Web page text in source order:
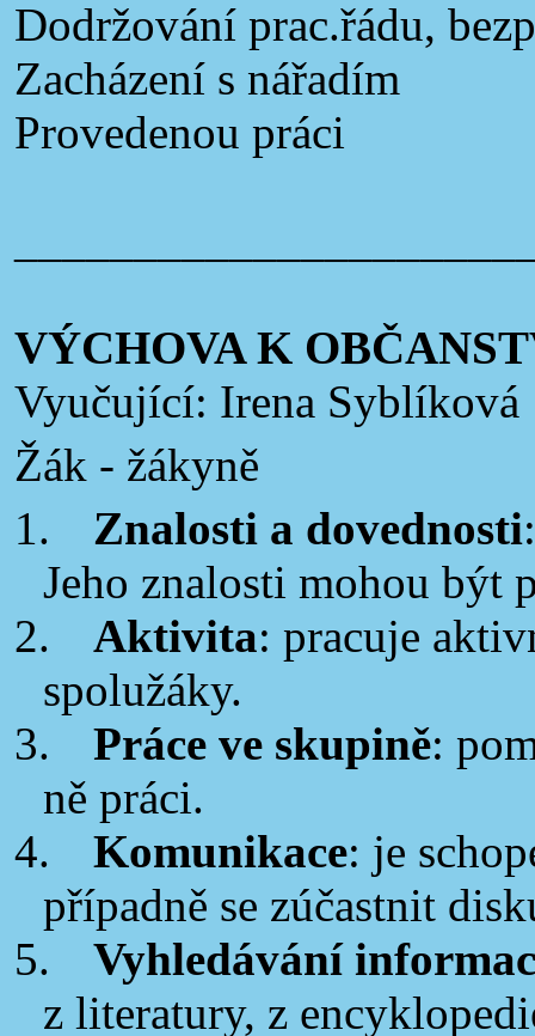
Dodržování prac.řádu,
Zacházení s nářadím
Provedenou práci
VÝCHOVA K
Vyučující: Irena Syblíková
Žák - žákyně
1.
Znalosti a dovednosti
Jeho znalosti mohou být
2.
Aktivita: pracuje
spolužáky.
3.
Práce ve skupině:
ně práci.
4.
Komunikace: je
případně se zúčastnit
5.
Vyhledávání
z literatury, z